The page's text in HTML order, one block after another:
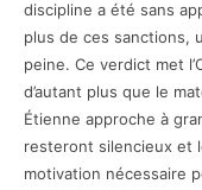
discipline a été sans
plus de ces sanctions,
peine. Ce verdict met
d’autant plus que le
Étienne approche à
resteront silencieux et
motivation nécessaire